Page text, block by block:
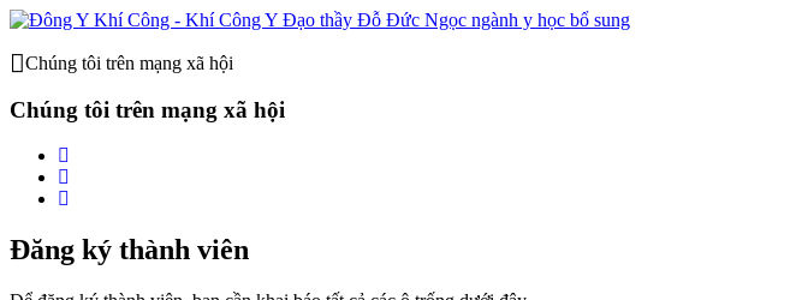
Chúng tôi trên mạng xã hội
Chúng tôi trên mạng xã hội
Đăng ký thành viên